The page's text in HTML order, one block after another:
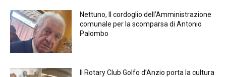
Nettuno, Il cordoglio dell’Amministrazione
comunale per la scomparsa di Antonio
Palombo
Il Rotary Club Golfo d’Anzio porta la cultura